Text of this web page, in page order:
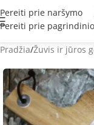
Pereiti prie naršymo
Pereiti prie
Pradžia Žuvis ir jūros